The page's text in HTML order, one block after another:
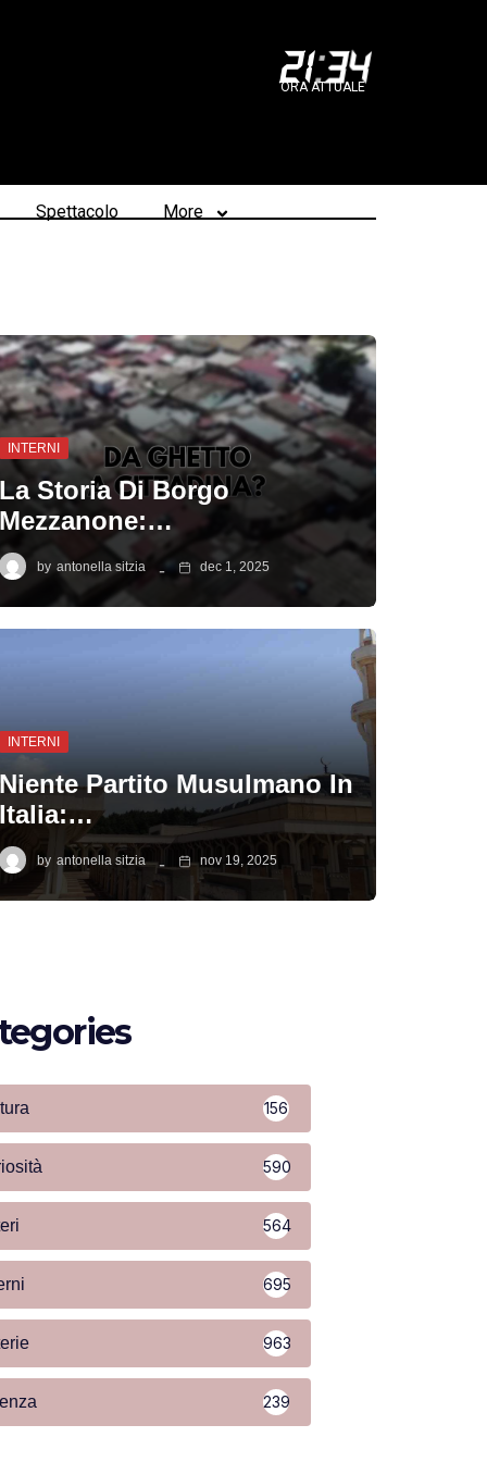
21:34
ORA ATTUALE
Spettacolo More
INTERNI
La Storia Di Borgo
Mezzanone:…
by antonella sitzia dec 1, 2025
INTERNI
Niente Partito Musulmano In
Italia:…
by antonella sitzia nov 19, 2025
156
590
564
695
963
239